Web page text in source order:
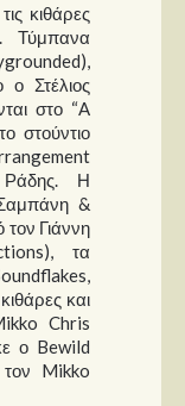
κιθάρες
Τύμπανα
Στέλιος
στο “A
στούντιο
Η
&
Γιάννη
τα
και
Chris
ο Bewild
Mikko